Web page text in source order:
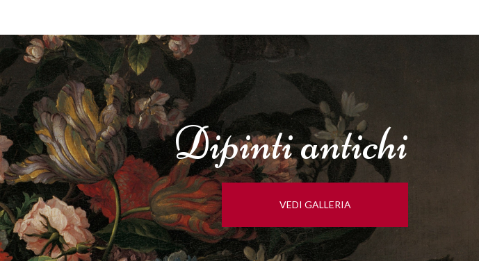
Dipintiantichi
VEDI GALLERIA